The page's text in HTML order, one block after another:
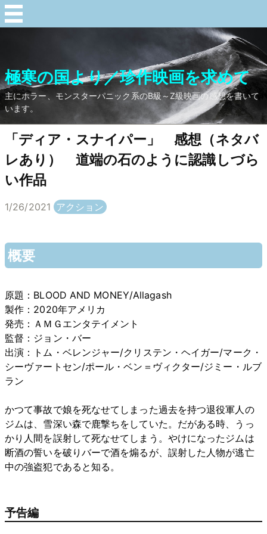
極寒の国より／珍作映画を求めて
主にホラー、モンスターパニック系のB級～Z級映画の感想を書いて
います。
「ディア・スナイパー」 感想（ネタバ
レあり） 道端の石のように認識しづら
い作品
1/26/2021 アクション
概要
原題：BLOOD AND MONEY/Allagash
製作：2020年アメリカ
発売：ＡＭＧエンタテイメント
監督：ジョン・バー
出演：トム・ベレンジャー/クリステン・ヘイガー/マーク・
シーヴァートセン/ポール・ベン＝ヴィクター/ジミー・ルブ
ラン
かつて事故で娘を死なせてしまった過去を持つ退役軍人の
ジムは、雪深い森で鹿撃ちをしていた。だがある時、うっ
かり人間を誤射して死なせてしまう。やけになったジムは
断酒の誓いを破りバーで酒を煽るが、誤射した人物が逃亡
中の強盗犯であると知る。
予告編